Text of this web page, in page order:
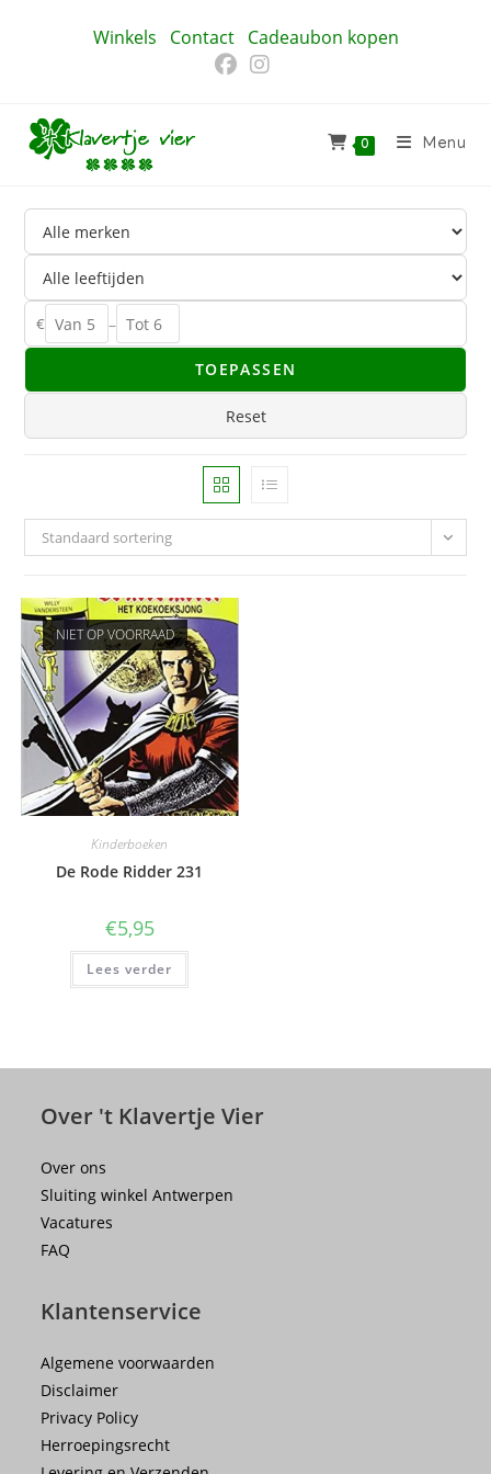
Winkels Contact Cadeaubon kopen
0 Menu
€ –
TOEPASSEN
Reset
Standaard sortering
NIET OP VOORRAAD
Kinderboeken
De Rode Ridder 231
€5,95
Lees verder
Over 't Klavertje Vier
Over ons
Sluiting winkel Antwerpen
Vacatures
FAQ
Klantenservice
Algemene voorwaarden
Disclaimer
Privacy Policy
Herroepingsrecht